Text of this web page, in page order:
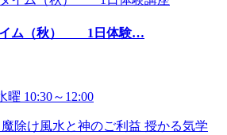
イム（秋） 1日体験…
曜 10:30～12:00